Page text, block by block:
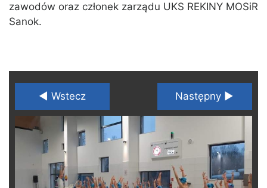
zawodów oraz członek zarządu UKS REKINY MOSiR
Sanok.
◄ Wstecz Następny ►